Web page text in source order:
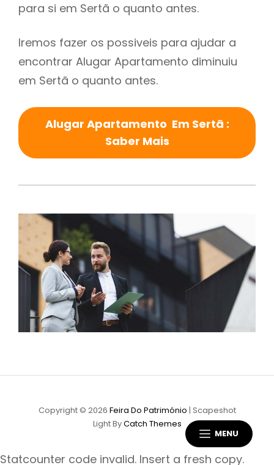
MENU
para si em Sertã o quanto antes.
Iremos fazer os possiveis para ajudar a
encontrar Alugar Apartamento diminuiu
em Sertã o quanto antes.
Alugar Apartamento Em Sertã :
Saber Mais
Copyright © 2026 Feira Do Património | Scapeshot
Light ByCatch Themes
Statcounter code invalid. Insert a fresh copy.